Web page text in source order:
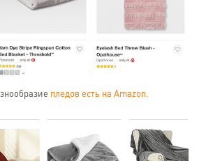
пледов есть на Amazon.